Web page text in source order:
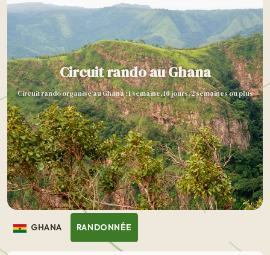
Circuit rando au Ghana
Circuit rando organisé au Ghana : 1 semaine, 10 jours, 2 semaines ou plus
GHANA RANDONNÉE